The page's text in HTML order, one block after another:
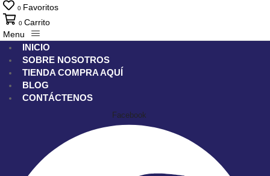
0 Favoritos
0 Carrito
Menu
INICIO
SOBRE NOSOTROS
TIENDA COMPRA AQUÍ
BLOG
CONTÁCTENOS
Facebook